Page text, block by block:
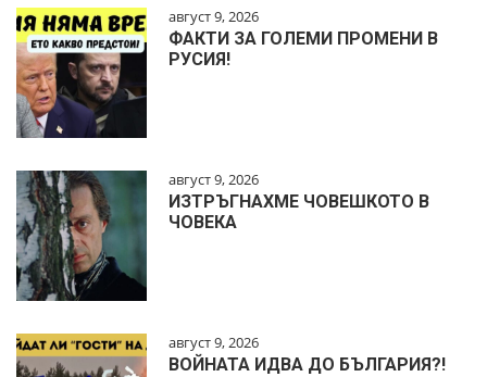
август 9, 2026
ФАКТИ ЗА ГОЛЕМИ ПРОМЕНИ В
РУСИЯ!
август 9, 2026
ИЗТРЪГНАХМЕ ЧОВЕШКОТО В
ЧОВЕКА
август 9, 2026
ВОЙНАТА ИДВА ДО БЪЛГАРИЯ?!